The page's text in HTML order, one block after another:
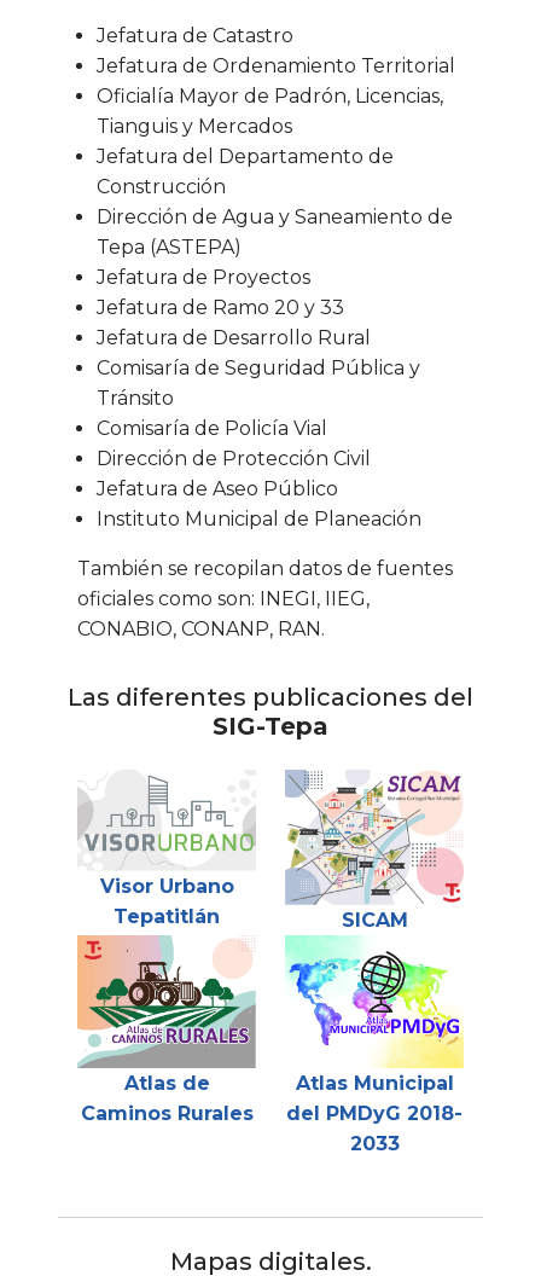
Jefatura de Catastro
Jefatura de Ordenamiento Territorial
Oficialía Mayor de Padrón, Licencias,
Tianguis y Mercados
Jefatura del Departamento de
Construcción
Dirección de Agua y Saneamiento de
Tepa (ASTEPA)
Jefatura de Proyectos
Jefatura de Ramo 20 y 33
Jefatura de Desarrollo Rural
Comisaría de Seguridad Pública y
Tránsito
Comisaría de Policía Vial
Dirección de Protección Civil
Jefatura de Aseo Público
Instituto Municipal de Planeación
También se recopilan datos de fuentes
oficiales como son:
INEGI , IIEG,
CONABIO, CONANP, RAN .
Las diferentes publicaciones del
SIG-Tepa
Visor Urbano
Tepatitlán
SICAM
Atlas de
Caminos Rurales
Atlas Municipal
del PMDyG 2018-
2033
Mapas digitales.